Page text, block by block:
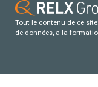
Tout le contenu de ce
de données, a la